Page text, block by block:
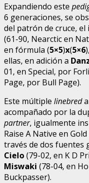
Expandiendo este
6 generaciones, se
del patrón de cruce, el
(61-90, Nearctic en
en fórmula (5×5)x(5×6
ellas, en adición a
01, en Special, por
Page, por Bull Page).
Este múltiple linebred
acompañado por la
partner, igualmente
Raise A Native en
través de dos fuentes
Cielo(79-02, en K D
Miswaki (78-04, en
Buckpasser).